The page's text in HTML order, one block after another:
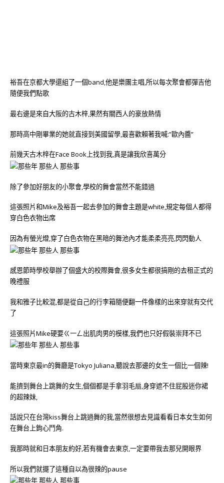
裕吾在京都大學還組了一個band,他是樂團主唱,所以每次聚會都彈吉他
隨便我們點歌
最右邊是來自大阪的古木梓,果然有關西人的豪放熱情
那時高中剛畢業的她就直接到美國留學,最喜歡賴著我喊:”歐內醬”
前幾天古木梓在Face Book上找到我,真是讓我欣喜萬分
除了參加好朋友的小聚會,學校的舞會當然不能錯過
這張照片和Mike及裕吾一起去參加的舞會主題是white,規定每個人都得
穿白色衣物出席
因為有螢光燈,穿了白色衣物在黑暗的舞池內才能柔柔亮亮,閃閃動人
感恩節時學校舉辦了個盛大的校際舞會,很多女生都很搞剛的去租正式的
晚禮服
我和雅子比較混,都是從自己的行李箱隨便翻一件像樣的出來穿就有交代
了
這張照片Mike硬要ㄍ一ㄥ出肌肉男的模樣,我們也只好假裝崇拜不已
當時東京最in的舞廳是Tokyo Juliana,聽說去那邊的女生一個比一個辣!
能擠到舞台上跳舞的女生,個個都是手拿羽毛扇,身穿遮不住屁股迷你裙
的超辣妹,
話說只在台灣kiss舞台上跳過舞的我,當然很想去見識看看日本女生如何
在舞台上鉤心鬥角.
我那時就和日本朋友約好,若有機會去東京,一定要帶我去那兒開眼界
所以我們就擺了這種自以為很辣的pause